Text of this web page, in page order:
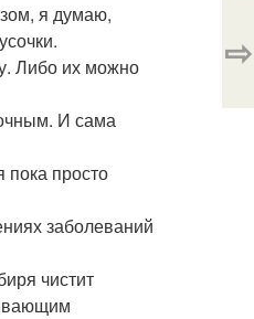
я думаю,
Либо их можно
И сама
пока просто
заболеваний
чистит
⇨